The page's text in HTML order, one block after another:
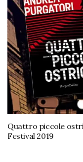
Quattro piccole
Festival 2019